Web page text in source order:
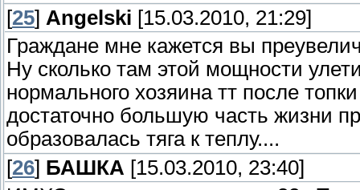
[25] Angelski [15.03.2010, 21:29]
Граждане мне кажется вы
Ну сколько там этой мощности
нормального хозяина тт после
достаточно большую часть жизни
образовалась тяга к теплу....
[26] БАШКА [15.03.2010, 23:40]